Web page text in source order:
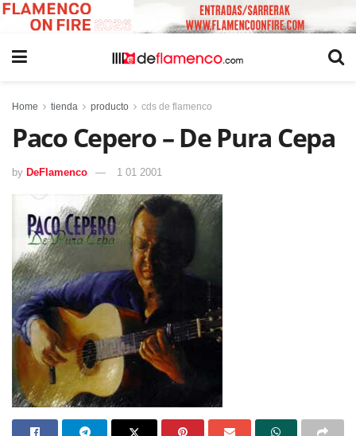
Home tienda producto cds de flamenco
Paco Cepero – De Pura Cepa
by DeFlamenco 1 01 2001